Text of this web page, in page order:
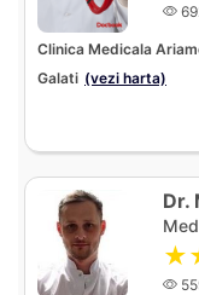
Clinica Medicala
Galati (vezi harta)
Dr.